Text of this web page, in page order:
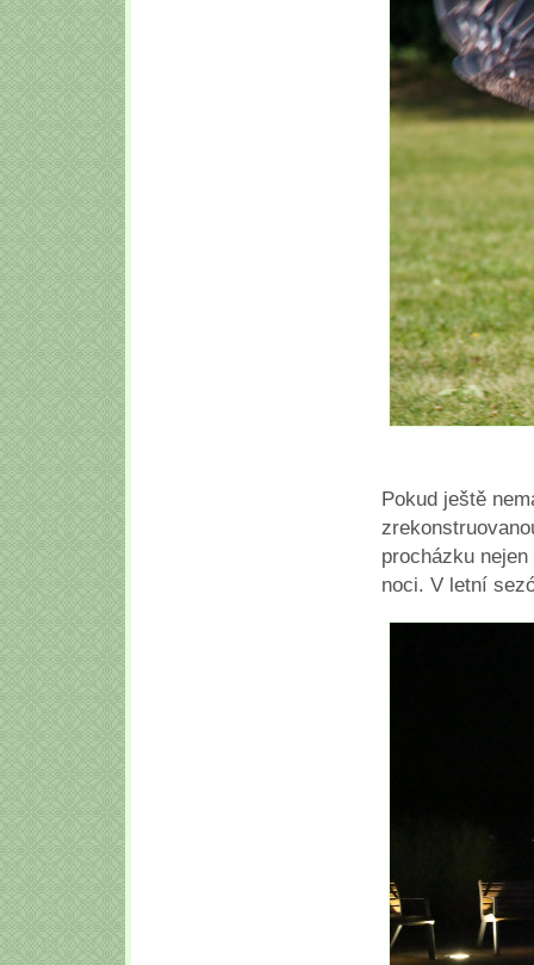
Pokud ještě
procházku
noci. V letní